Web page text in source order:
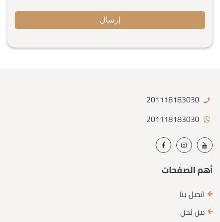
201118183030
201118183030
أهم الصفحات
اتصل بنا
من نحن